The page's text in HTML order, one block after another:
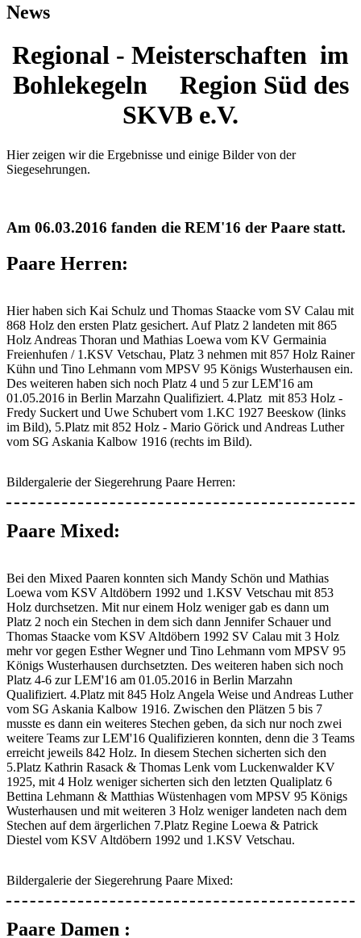
News
Regional - Meisterschaften im
Bohlekegeln Region Süd des
SKVB e.V.
Hier zeigen wir die Ergebnisse und einige Bilder von der
Siegesehrungen.
Am 06.03.2016 fanden die REM'16 der Paare statt.
Paare Herren:
Hier haben sich Kai Schulz und Thomas Staacke vom SV Calau mit
868 Holz den ersten Platz gesichert. Auf Platz 2 landeten mit 865
Holz Andreas Thoran und Mathias Loewa vom KV Germainia
Freienhufen / 1.KSV Vetschau, Platz 3 nehmen mit 857 Holz Rainer
Kühn und Tino Lehmann vom MPSV 95 Königs Wusterhausen ein.
Des weiteren haben sich noch Platz 4 und 5 zur LEM'16 am
01.05.2016 in Berlin Marzahn Qualifiziert. 4.Platz mit 853 Holz -
Fredy Suckert und Uwe Schubert vom 1.KC 1927 Beeskow (links
im Bild), 5.Platz mit 852 Holz - Mario Görick und Andreas Luther
vom SG Askania Kalbow 1916 (rechts im Bild).
Bildergalerie der Siegerehrung Paare Herren:
Paare Mixed:
Bei den Mixed Paaren konnten sich Mandy Schön und Mathias
Loewa vom KSV Altdöbern 1992 und 1.KSV Vetschau mit 853
Holz durchsetzen. Mit nur einem Holz weniger gab es dann um
Platz 2 noch ein Stechen in dem sich dann Jennifer Schauer und
Thomas Staacke vom KSV Altdöbern 1992 SV Calau mit 3 Holz
mehr vor gegen Esther Wegner und Tino Lehmann vom MPSV 95
Königs Wusterhausen durchsetzten. Des weiteren haben sich noch
Platz 4-6 zur LEM'16 am 01.05.2016 in Berlin Marzahn
Qualifiziert. 4.Platz mit 845 Holz Angela Weise und Andreas Luther
vom SG Askania Kalbow 1916. Zwischen den Plätzen 5 bis 7
musste es dann ein weiteres Stechen geben, da sich nur noch zwei
weitere Teams zur LEM'16 Qualifizieren konnten, denn die 3 Teams
erreicht jeweils 842 Holz. In diesem Stechen sicherten sich den
5.Platz Kathrin Rasack & Thomas Lenk vom Luckenwalder KV
1925, mit 4 Holz weniger sicherten sich den letzten Qualiplatz 6
Bettina Lehmann & Matthias Wüstenhagen vom MPSV 95 Königs
Wusterhausen und mit weiteren 3 Holz weniger landeten nach dem
Stechen auf dem ärgerlichen 7.Platz Regine Loewa & Patrick
Diestel vom KSV Altdöbern 1992 und 1.KSV Vetschau.
Bildergalerie der Siegerehrung Paare Mixed:
Paare Damen :